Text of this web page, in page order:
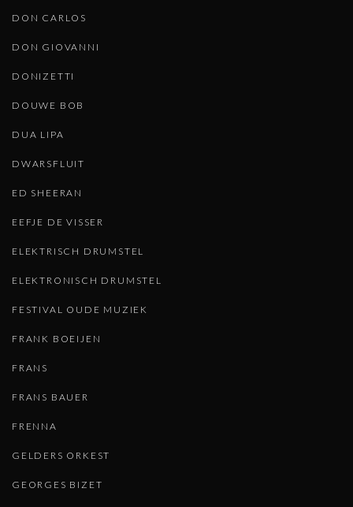
DON CARLOS
DON GIOVANNI
DONIZETTI
DOUWE BOB
DUA LIPA
DWARSFLUIT
ED SHEERAN
EEFJE DE VISSER
ELEKTRISCH DRUMSTEL
ELEKTRONISCH DRUMSTEL
FESTIVAL OUDE MUZIEK
FRANK BOEIJEN
FRANS
FRANS BAUER
FRENNA
GELDERS ORKEST
GEORGES BIZET